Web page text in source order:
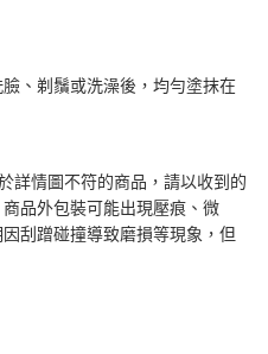
、剃鬚或洗澡後，均勻塗抹在
詳情圖不符的商品，請以收到的
品外包裝可能出現壓痕、微
刮蹭碰撞導致磨損等現象，但